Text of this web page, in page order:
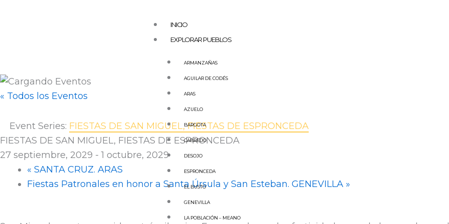
INICIO
EXPLORAR PUEBLOS
ARMANZAÑAS
AGUILAR DE CODÉS
ARAS
AZUELO
BARGOTA
CABREDO
DESOJO
ESPRONCEDA
EL BUSTO
GENEVILLA
LA POBLACIÓN – MEANO
« Todos los Eventos
Event Series: FIESTAS DE SAN MIGUEL, FIESTAS DE ESPRONCEDA
FIESTAS DE SAN MIGUEL, FIESTAS DE ESPRONCEDA
27 septiembre, 2029 -1 octubre, 2029
« SANTA CRUZ. ARAS
Fiestas Patronales en honor a Santa Úrsula y San Esteban. GENEVILLA »